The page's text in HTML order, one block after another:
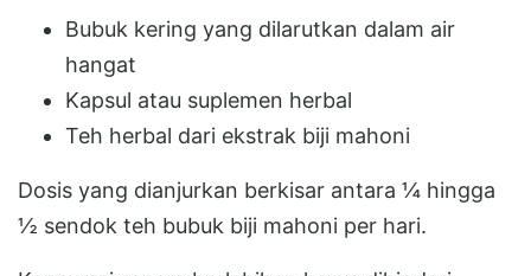
Bubuk kering yang dilarutkan dalam air
hangat
Kapsul atau suplemen herbal
Teh herbal dari ekstrak biji mahoni
Dosis yang dianjurkan berkisar antara ¼ hingga
½ sendok teh bubuk biji mahoni per hari.